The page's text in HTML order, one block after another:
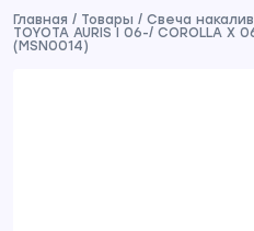
Главная / Товары / Свеча
TOYOTA AURIS I 06-/ COROLLA X
(MSN0014)